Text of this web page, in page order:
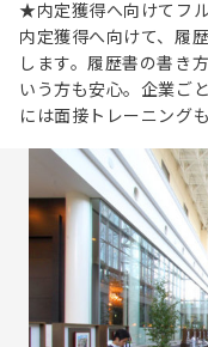
★内定獲得へ向けてフル
内定獲得へ向けて、履
します。履歴書の書き
いう方も安心。企業ご
には面接トレーニング